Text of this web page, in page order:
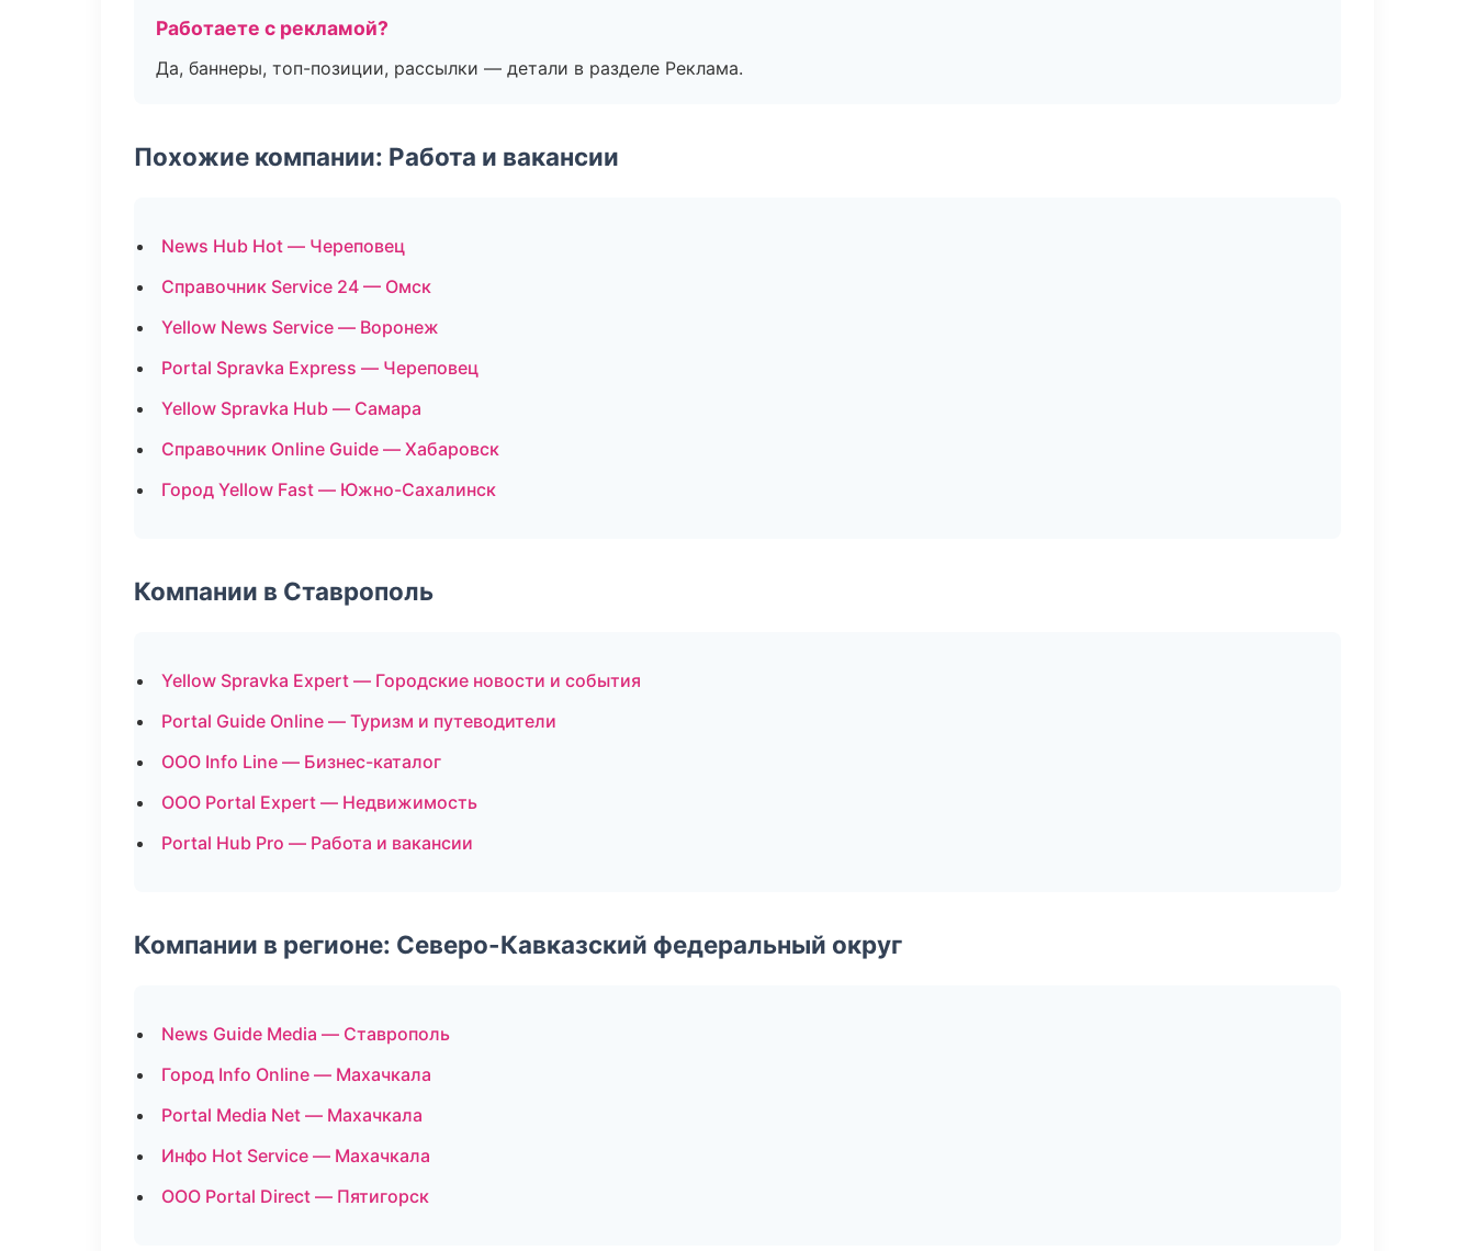
Работаете с рекламой?
Да, баннеры, топ-позиции, рассылки — детали в разделе Реклама.
Похожие компании: Работа и вакансии
News Hub Hot — Череповец
Справочник Service 24 — Омск
Yellow News Service — Воронеж
Portal Spravka Express — Череповец
Yellow Spravka Hub — Самара
Справочник Online Guide — Хабаровск
Город Yellow Fast — Южно-Сахалинск
Компании в Ставрополь
Yellow Spravka Expert — Городские новости и события
Portal Guide Online — Туризм и путеводители
ООО Info Line — Бизнес-каталог
ООО Portal Expert — Недвижимость
Portal Hub Pro — Работа и вакансии
Компании в регионе: Северо-Кавказский федеральный округ
News Guide Media — Ставрополь
Город Info Online — Махачкала
Portal Media Net — Махачкала
Инфо Hot Service — Махачкала
ООО Portal Direct — Пятигорск